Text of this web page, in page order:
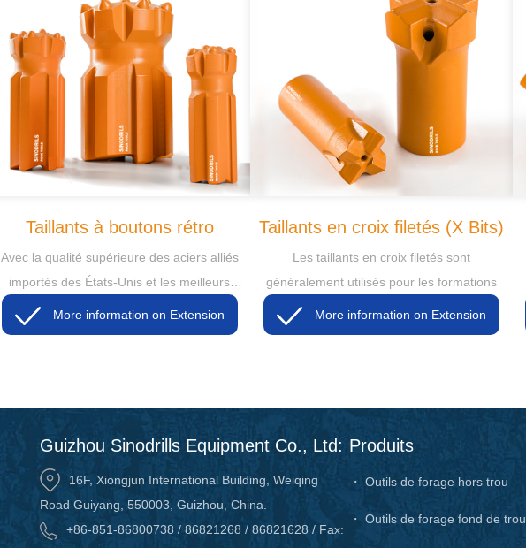
Taillants à boutons rétro
Avec la qualité supérieure des aciers alliés
importés des États-Unis et les meilleurs
carbures fabriqués en Chine, nous
produisons tous les taillants à bouton rétro
More information on Extension
Taillants en croix filetés (X Bits)
Les taillants en croix filetés sont
généralement utilisés pour les formations
More information on Extension
Guizhou Sinodrills Equipment Co., Ltd:
16F, Xiongjun International Building, Weiqing
Road Guiyang, 550003, Guizhou, China.
+86-851-86800738 / 86821268 / 86821628 / Fax:
Produits
・ Outils de forage hors trou
・ Outils de forage fond de trou